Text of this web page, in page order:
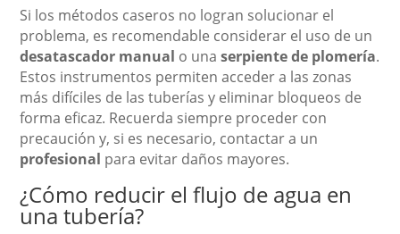
Si los métodos caseros no logran solucionar el
problema, es recomendable considerar el uso de un
desatascador manual o unaserpiente de plomería.
Estos instrumentos permiten acceder a las zonas
más difíciles de las tuberías y eliminar bloqueos de
forma eficaz. Recuerda siempre proceder con
precaución y, si es necesario, contactar a un
profesional para evitar daños mayores.
¿Cómo reducir el flujo de agua en
una tubería?